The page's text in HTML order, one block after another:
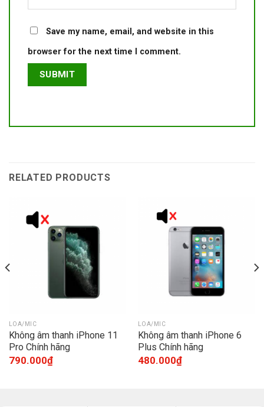
Save my name, email, and website in this
browser for the next time I comment.
RELATED PRODUCTS
LOA/MIC
Không âm thanh iPhone 11
Pro Chính hãng
790.000₫
LOA/MIC
Không âm thanh iPhone 6
Plus Chính hãng
480.000₫